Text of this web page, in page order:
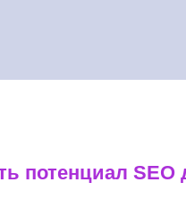
потенциал